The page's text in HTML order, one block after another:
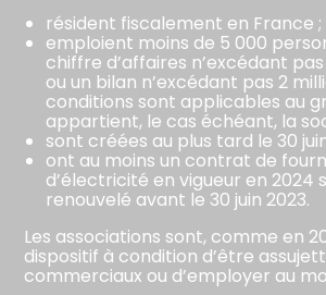
résident fiscalement en France ;
emploient moins de 5 000
chiffre d’affaires n’excédant pas
ou un bilan n’excédant pas 2
conditions sont applicables au
appartient, le cas échéant, la
sont créées au plus tard le 30
ont au moins un contrat de
d’électricité en vigueur en 2024
renouvelé avant le 30 juin 2023.
Les associations sont, comme en
dispositif à condition d’être
commerciaux ou d’employer au